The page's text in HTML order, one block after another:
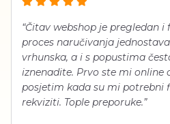
“Čitav webshop je pregledan i
proces naručivanja
vrhunska, a i s popustima
iznenadite. Prvo ste mi online
posjetim kada su mi potrebni
rekviziti. Tople preporuke.”